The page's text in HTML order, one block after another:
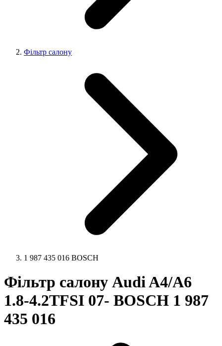
Фільтр салону
1 987 435 016 BOSCH
Фільтр салону Audi A4/A6
1.8-4.2TFSI 07- BOSCH 1 987
435 016